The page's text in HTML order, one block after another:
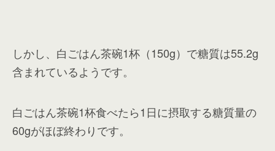
しかし、白ごはん茶碗1杯（150g）で糖質は55.2g
含まれているようです。
白ごはん茶碗1杯食べたら1日に摂取する糖質量の
60gがほぼ終わりです。